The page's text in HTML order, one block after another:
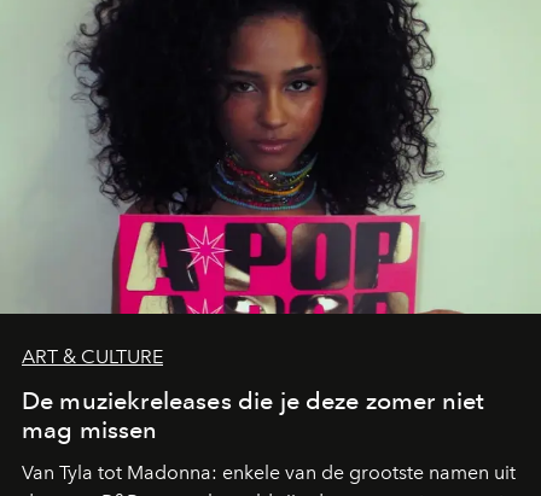
zwoele nachten.
ART & CULTURE
De muziekreleases die je deze zomer niet
mag missen
Van Tyla tot Madonna: enkele van de grootste namen uit